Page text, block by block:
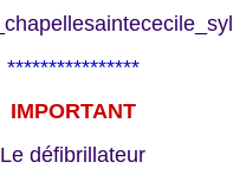
****************
IMPORTANT
Le défibrillateur